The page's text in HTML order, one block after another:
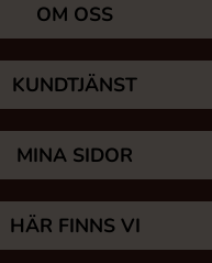
OM OSS
KUNDTJÄNST
MINA SIDOR
HÄR FINNS VI